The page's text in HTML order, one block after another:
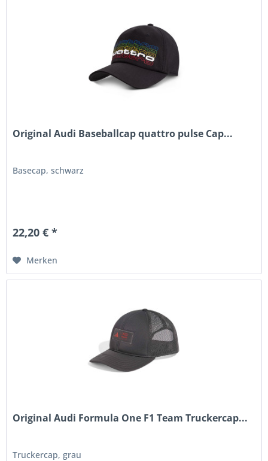
Original Audi Baseballcap quattro pulse Cap...
Basecap, schwarz
22,20 € *
Merken
Original Audi Formula One F1 Team Truckercap...
Truckercap, grau